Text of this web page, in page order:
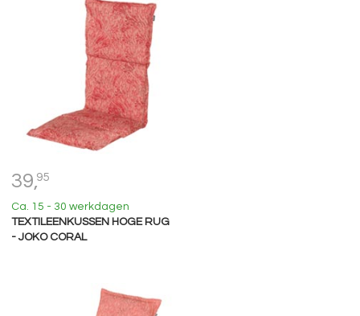
39,95
Ca. 15 - 30 werkdagen
TEXTILEENKUSSEN HOGE RUG
- JOKO CORAL